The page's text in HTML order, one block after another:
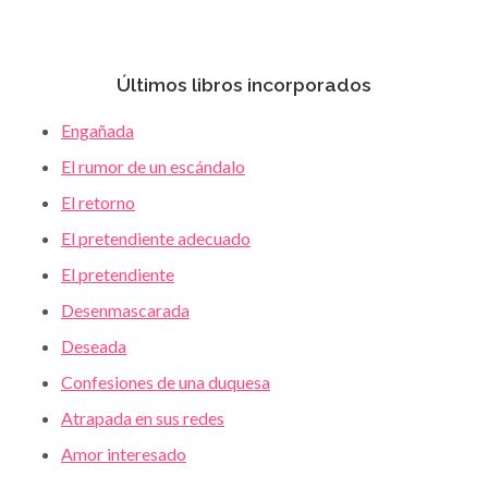
Últimos libros incorporados
Engañada
El rumor de un escándalo
El retorno
El pretendiente adecuado
El pretendiente
Desenmascarada
Deseada
Confesiones de una duquesa
Atrapada en sus redes
Amor interesado